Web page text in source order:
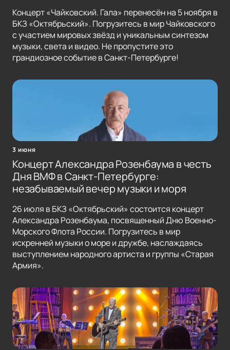
Концерт «Чайковский. Гала» перенесён на 5 ноября в
БКЗ «Октябрьский». Погрузитесь в мир Чайковского
с участием мировых звёзд и уникальным синтезом
музыки, света и видео. Не пропустите это
грандиозное событие в Санкт-Петербурге!
3 июня
Концерт Александра Розенбаума в честь
Дня ВМФ в Санкт-Петербурге:
незабываемый вечер музыки и моря
26 июля в БКЗ «Октябрьский» состоится концерт
Александра Розенбаума, посвященный Дню Военно-
Морского Флота России. Погрузитесь в мир
искренней музыки о море и дружбе, наслаждаясь
выступлением народного артиста и группы «Старая
Армия».